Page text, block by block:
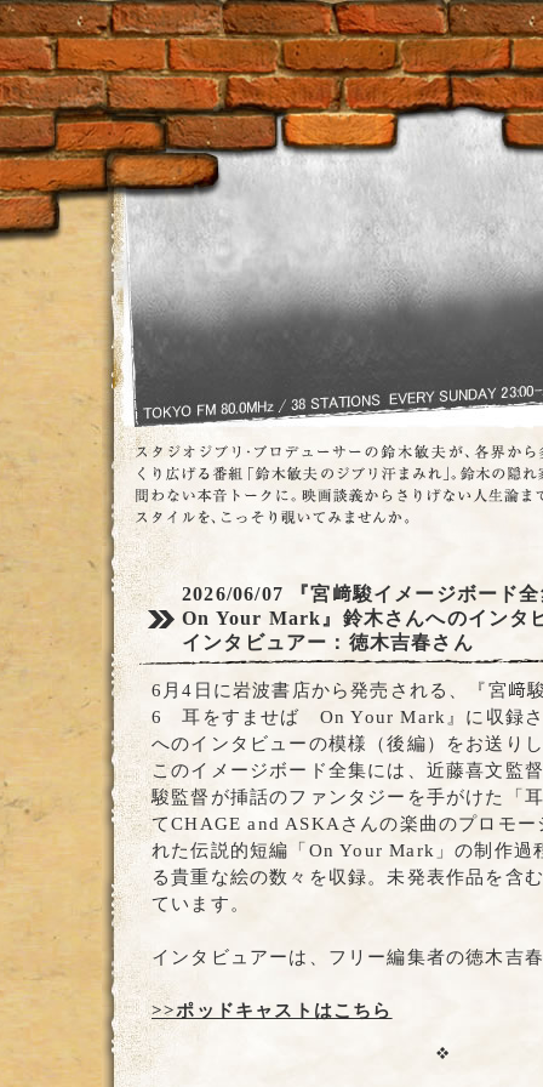
2026/06/07
『宮﨑駿イメージボー
On Your Mark』鈴木さんへのインタ
インタビュアー：徳木吉春さん
6月4日に岩波書店から発売される、『宮﨑
6 耳をすませば On Your Mark』に収録さ
へのインタビューの模様（後編）をお送り
このイメージボード全集には、近藤喜文監
駿監督が挿話のファンタジーを手がけた「
てCHAGE and ASKAさんの楽曲のプロモ
れた伝説的短編「On Your Mark」の制作過
る貴重な絵の数々を収録。未発表作品を含
ています。
インタビュアーは、フリー編集者の徳木吉
>>ポッドキャストはこちら